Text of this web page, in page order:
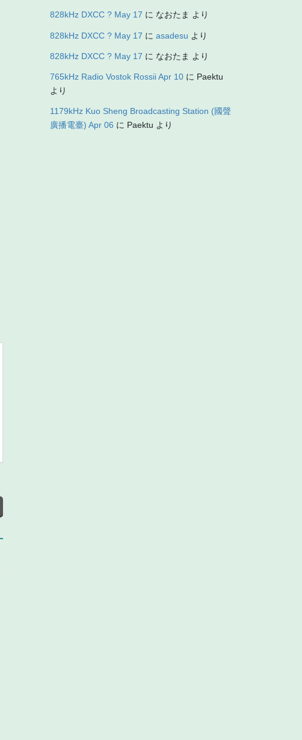
828kHz DXCC ? May 17 に なおたま より
828kHz DXCC ? May 17 にasadesu より
828kHz DXCC ? May 17 に なおたま より
765kHz Radio Vostok Rossii Apr 10 に Paektu
より
1179kHz Kuo Sheng Broadcasting Station (國聲
廣播電臺) Apr 06 に Paektu より